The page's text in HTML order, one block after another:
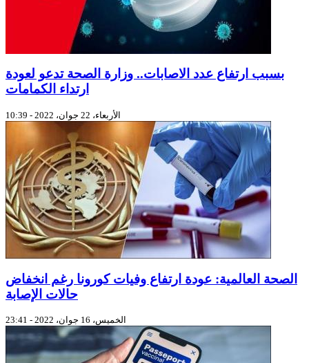
بسبب ارتفاع عدد الاصابات.. وزارة الصحة تدعو لعودة
ارتداء الكمامات
الأربعاء، 22 جوان، 2022 - 10:39
الصحة العالمية: عودة ارتفاع وفيات كورونا رغم انخفاض
حالات الإصابة
الخميس، 16 جوان، 2022 - 23:41